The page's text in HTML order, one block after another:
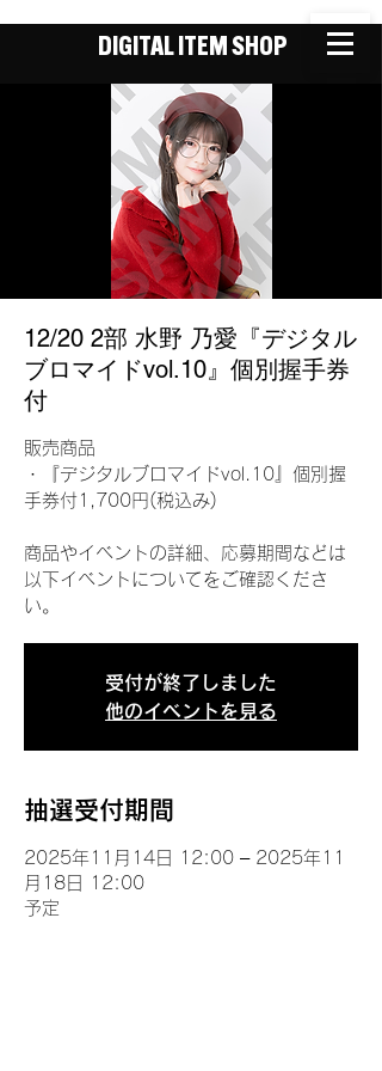
DIGITAL ITEM SHOP
12/20 2部 水野 乃愛『デジタル
ブロマイドvol.10』個別握手券
付
販売商品
・『デジタルブロマイドvol.10』個別握
手券付1,700円(税込み)
商品やイベントの詳細、応募期間などは
以下イベントについてをご確認くださ
い。
受付が終了しました
他のイベントを見る
抽選受付期間
2025年11月14日 12:00 – 2025年11
月18日 12:00
予定